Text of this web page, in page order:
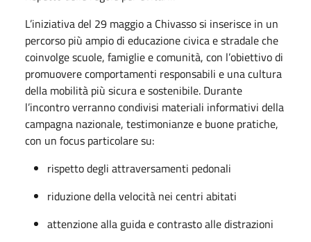
L’iniziativa del 29 maggio a Chivasso si inserisce in un
percorso più ampio di educazione civica e stradale che
coinvolge scuole, famiglie e comunità, con l’obiettivo di
promuovere comportamenti responsabili e una cultura
della mobilità più sicura e sostenibile. Durante
l’incontro verranno condivisi materiali informativi della
campagna nazionale, testimonianze e buone pratiche,
con un focus particolare su:
rispetto degli attraversamenti pedonali
riduzione della velocità nei centri abitati
attenzione alla guida e contrasto alle distrazioni